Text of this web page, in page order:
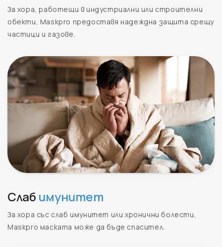
За хора, работещи в индустриални или строителни
обекти, Maskpro предоставя надеждна защита срещу
частици и газове.
Слаб имунитет
За хора със слаб имунитет или хронични болести,
Maskpro маската може да бъде спасител.